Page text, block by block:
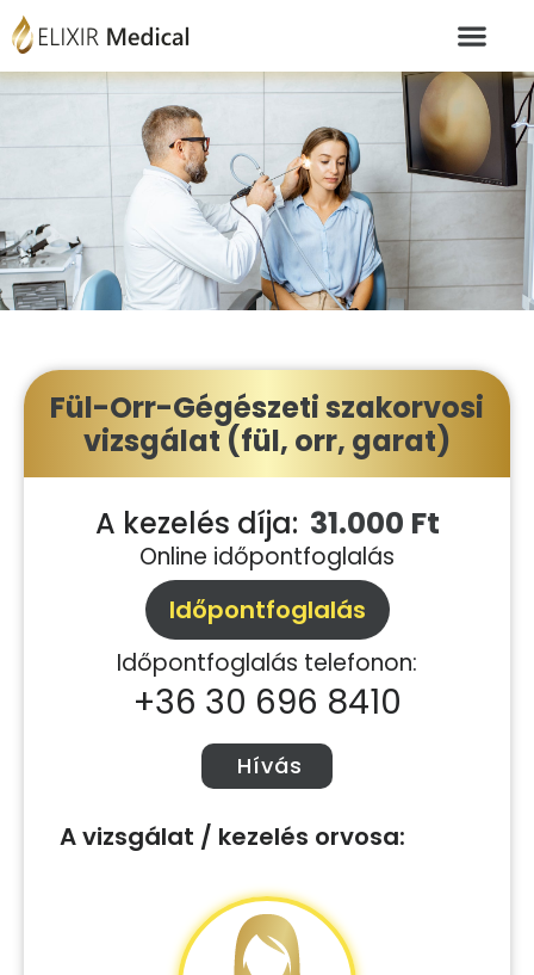
Fül-Orr-Gégészeti szakorvosi
vizsgálat (fül, orr, garat)
A kezelés díja: 31.000 Ft
Online időpontfoglalás
Időpontfoglalás
Időpontfoglalás telefonon:
+36 30 696 8410
Hívás
A vizsgálat / kezelés orvosa: